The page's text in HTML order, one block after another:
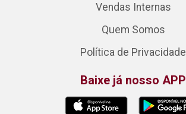
Vendas Internas
Quem Somos
Política de Privacidade
Baixe já nosso APP